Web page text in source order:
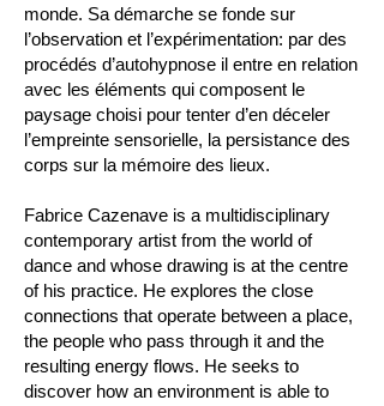
monde. Sa démarche se fonde sur
l’observation et l’expérimentation: par des
procédés d’autohypnose il entre en relation
avec les éléments qui composent le
paysage choisi pour tenter d’en déceler
l’empreinte sensorielle, la persistance des
corps sur la mémoire des lieux.
Fabrice Cazenave is a multidisciplinary
contemporary artist from the world of
dance and whose drawing is at the centre
of his practice. He explores the close
connections that operate between a place,
the people who pass through it and the
resulting energy flows. He seeks to
discover how an environment is able to